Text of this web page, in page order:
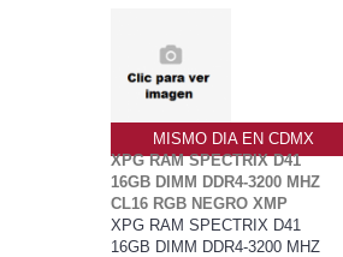
MISMO DIA EN CDMX
XPG RAM SPECTRIX D41
16GB DIMM DDR4-3200 MHZ
CL16 RGB NEGRO XMP
XPG RAM SPECTRIX D41
16GB DIMM DDR4-3200 MHZ